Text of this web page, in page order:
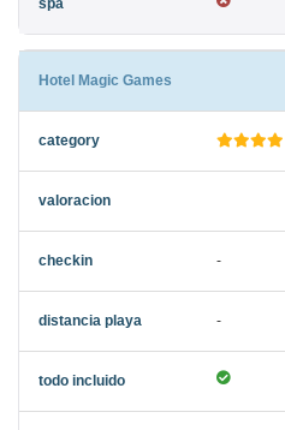
Hotel Magic Games
-
-